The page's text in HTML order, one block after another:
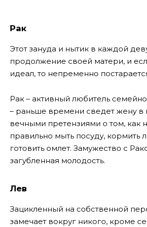
Рак
Этот зануда и нытик в каждой
продолжение своей матери, и
идеал, то непременно
Рак – активный любитель
– раньше времени сведет жену в
вечными претензиями о том, как
правильно мыть посуду, кормить
готовить омлет. Замужество с
загубленная молодость.
Лев
Зацикленный на собственной
замечает вокруг никого, кроме